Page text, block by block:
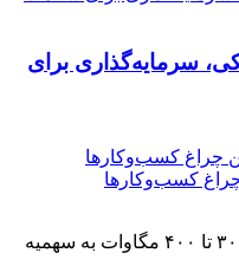
سرمایه‌گذاری برای
معاون وزیر صمت، گفت: مقرر شد ۳۰۰ تا ۴۰۰ مگاوات به سهمیه